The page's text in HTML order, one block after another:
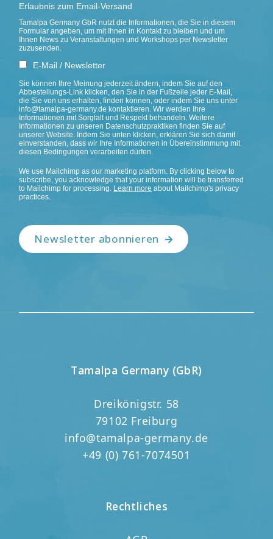
Erlaubnis zum Email-Versand
Tamalpa Germany GbR nutzt die Informationen, die Sie in diesem
Formular angeben, um mit Ihnen in Kontakt zu bleiben und um
Ihnen News zu Veranstaltungen und Workshops per Newsletter
zuzusenden.
E-Mail / Newsletter
Sie können Ihre Meinung jederzeit ändern, indem Sie auf den
Abbestellungs-Link klicken, den Sie in der Fußzeile jeder E-Mail,
die Sie von uns erhalten, finden können, oder indem Sie uns unter
info@tamalpa-germany.de kontaktieren. Wir werden Ihre
Informationen mit Sorgfalt und Respekt behandeln. Weitere
Informationen zu unseren Datenschutzpraktiken finden Sie auf
unserer Website. Indem Sie unten klicken, erklären Sie sich damit
einverstanden, dass wir Ihre Informationen in Übereinstimmung mit
diesen Bedingungen verarbeiten dürfen.
We use Mailchimp as our marketing platform. By clicking below to
subscribe, you acknowledge that your information will be transferred
to Mailchimp for processing. Learn more about Mailchimp's privacy
practices.
Newsletter abonnieren
Tamalpa Germany (GbR)
Dreikönigstr. 58
79102 Freiburg
info@tamalpa-germany.de
+49 (0) 761-7074501
Rechtliches